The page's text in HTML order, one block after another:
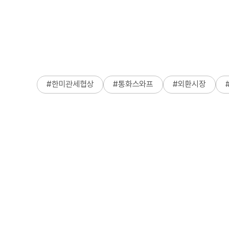
#한미관세협상 #통화스와프 #외환시장